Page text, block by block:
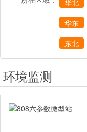
华北
华东
东北
环境监测